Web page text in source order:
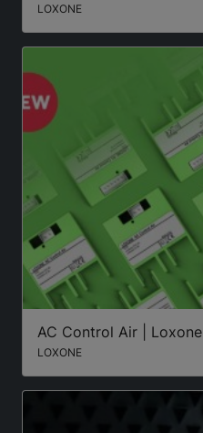
LOXONE
AC Control Air | Loxone
LOXONE